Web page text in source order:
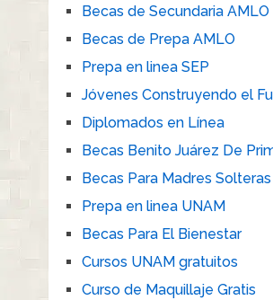
Becas de Secundaria AMLO
Becas de Prepa AMLO
Prepa en linea SEP
Jóvenes Construyendo el
Diplomados en Línea
Becas Benito Juárez De
Becas Para Madres Solteras
Prepa en linea UNAM
Becas Para El Bienestar
Cursos UNAM gratuitos
Curso de Maquillaje Gratis